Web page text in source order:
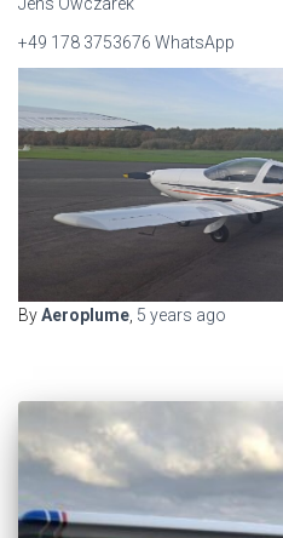
+49 178 3753676 WhatsApp
ByAeroplume 5 years ago